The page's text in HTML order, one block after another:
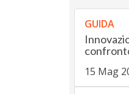
GUIDA
15 Mag